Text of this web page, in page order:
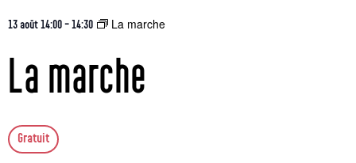
La marche
13 août 14:00-14:30 La marche
Gratuit